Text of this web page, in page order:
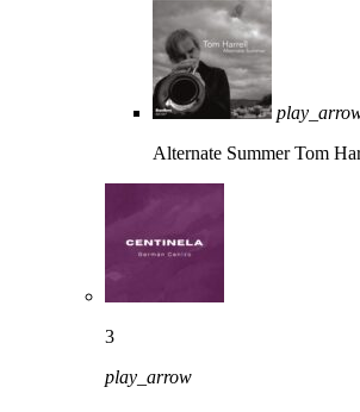
Alternate Summer Tom
3
play_arrow